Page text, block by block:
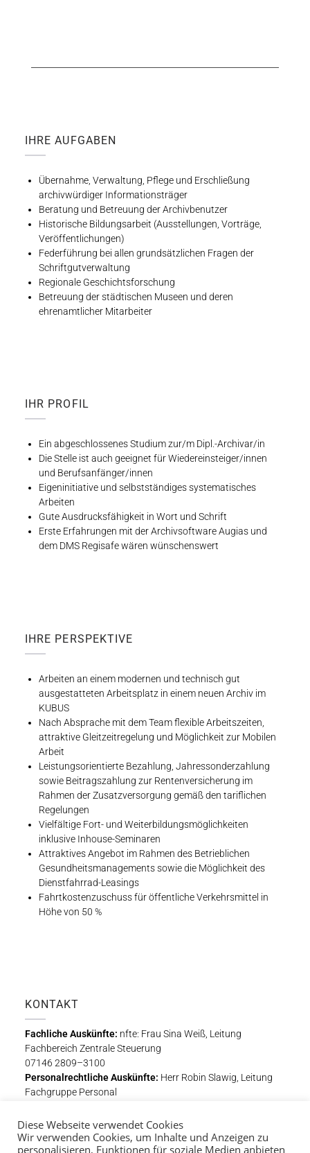
IHRE AUFGABEN
Übernahme, Verwaltung, Pflege und Erschließung
archivwürdiger Informationsträger
Beratung und Betreuung der Archivbenutzer
Historische Bildungsarbeit (Ausstellungen, Vorträge,
Veröffentlichungen)
Federführung bei allen grundsätzlichen Fragen der
Schriftgutverwaltung
Regionale Geschichtsforschung
Betreuung der städtischen Museen und deren
ehrenamtlicher Mitarbeiter
IHR PROFIL
Ein abgeschlossenes Studium zur/m Dipl.-Archivar/in
Die Stelle ist auch geeignet für Wiedereinsteiger/innen
und Berufsanfänger/innen
Eigeninitiative und selbstständiges systematisches
Arbeiten
Gute Ausdrucksfähigkeit in Wort und Schrift
Erste Erfahrungen mit der Archivsoftware Augias und
dem DMS Regisafe wären wünschenswert
IHRE PERSPEKTIVE
Arbeiten an einem modernen und technisch gut
ausgestatteten Arbeitsplatz in einem neuen Archiv im
KUBUS
Nach Absprache mit dem Team flexible Arbeitszeiten,
attraktive Gleitzeitregelung und Möglichkeit zur Mobilen
Arbeit
Leistungsorientierte Bezahlung, Jahressonderzahlung
sowie Beitragszahlung zur Rentenversicherung im
Rahmen der Zusatzversorgung gemäß den tariflichen
Regelungen
Vielfältige Fort- und Weiterbildungsmöglichkeiten
inklusive Inhouse-Seminaren
Attraktives Angebot im Rahmen des Betrieblichen
Gesundheitsmanagements sowie die Möglichkeit des
Dienstfahrrad-Leasings
Fahrtkostenzuschuss für öffentliche Verkehrsmittel in
Höhe von 50 %
KONTAKT
Fachliche Auskünfte: nfte: Frau Sina Weiß, Leitung
Fachbereich Zentrale Steuerung
07146 2809–3100
Personalrechtliche Auskünfte: Herr Robin Slawig, Leitung
Fachgruppe Personal
Bewerbungsschluss ist der11. November 2022.
Diese Webseite verwendet Cookies
Wir verwenden Cookies, um Inhalte und Anzeigen zu
personalisieren, Funktionen für soziale Medien anbieten